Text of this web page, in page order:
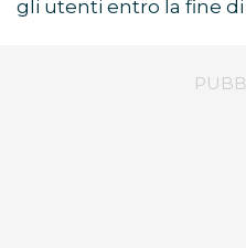
gli utenti entro la fine